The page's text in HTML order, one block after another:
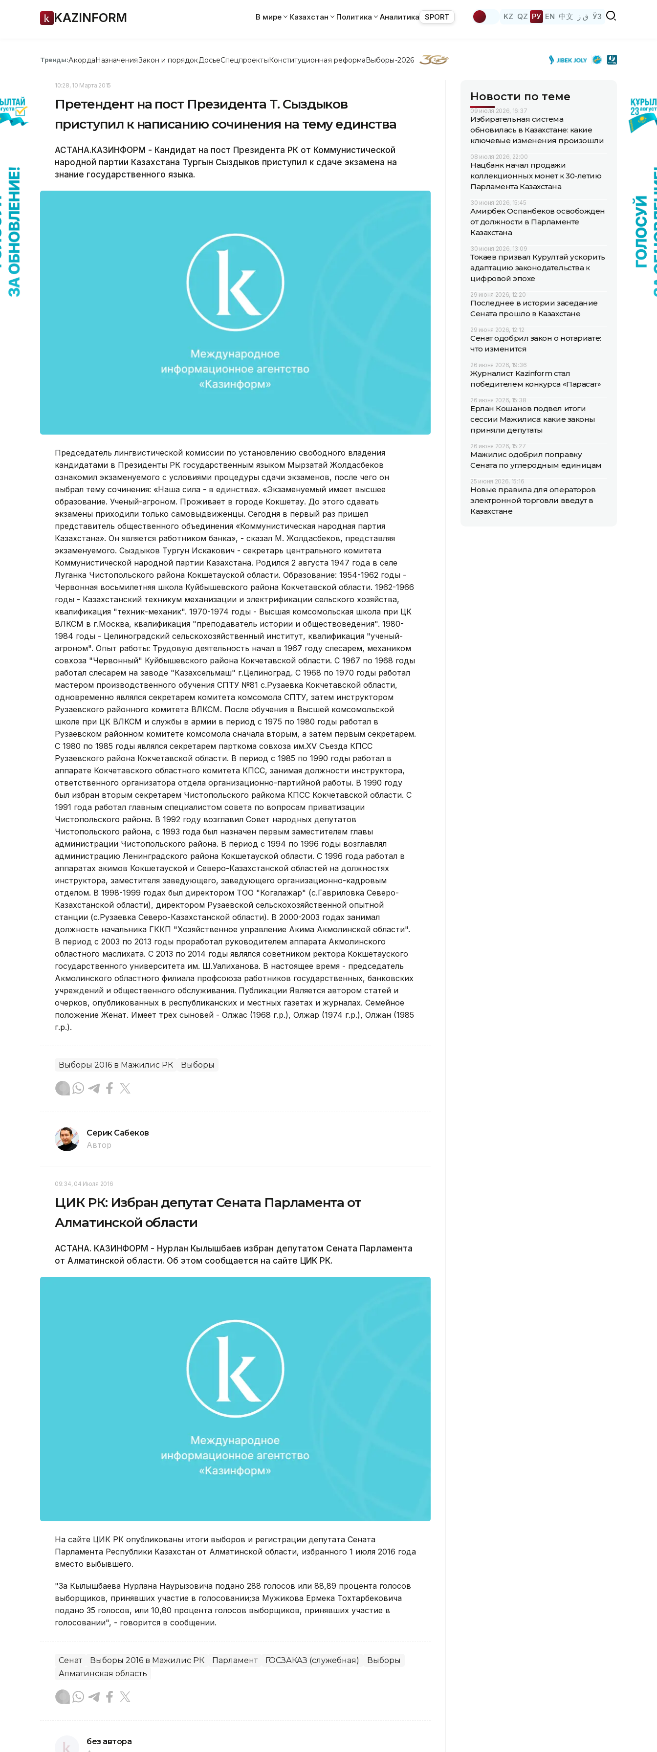
KAZINFORM В мире Казахстан Политика Аналитика SPORT KZ QZ РУ EN 中文 ق ز ЎЗ
Тренды:АкордаНазначенияЗакон и порядок ДосьеСпецпроектыКонституционная реформаВыборы-2026
10:28, 10 Марта 2015
Претендент на пост Президента Т. Сыздыков
приступил к написанию сочинения на тему единства
АСТАНА.КАЗИНФОРМ - Кандидат на пост Президента РК от Коммунистической
народной партии Казахстана Тургын Сыздыков приступил к сдаче экзамена на
знание государственного языка.
Председатель лингвистической комиссии по установлению свободного владения
кандидатами в Президенты РК государственным языком Мырзатай Жолдасбеков
ознакомил экзаменуемого с условиями процедуры сдачи экзаменов, после чего он
выбрал тему сочинения: «Наша сила - в единстве». «Экзаменуемый имеет высшее
образование. Ученый-агроном. Проживает в городе Кокшетау. До этого сдавать
экзамены приходили только самовыдвиженцы. Сегодня в первый раз пришел
представитель общественного объединения «Коммунистическая народная партия
Казахстана». Он является работником банка», - сказал М. Жолдасбеков, представляя
экзаменуемого. Сыздыков Тургун Искакович - секретарь центрального комитета
Коммунистической народной партии Казахстана. Родился 2 августа 1947 года в селе
Луганка Чистопольского района Кокшетауской области. Образование: 1954-1962 годы -
Червонная восьмилетняя школа Куйбышевского района Кокчетавской области. 1962-1966
годы - Казахстанский техникум механизации и электрификации сельского хозяйства,
квалификация "техник-механик". 1970-1974 годы - Высшая комсомольская школа при ЦК
ВЛКСМ в г.Москва, квалификация "преподаватель истории и обществоведения". 1980-
1984 годы - Целиноградский сельскохозяйственный институт, квалификация "ученый-
агроном". Опыт работы: Трудовую деятельность начал в 1967 году слесарем, механиком
совхоза "Червонный" Куйбышевского района Кокчетавской области. С 1967 по 1968 годы
работал слесарем на заводе "Казахсельмаш" г.Целиноград. С 1968 по 1970 годы работал
мастером производственного обучения СПТУ №81 с.Рузаевка Кокчетавской области,
одновременно являлся секретарем комитета комсомола СПТУ, затем инструктором
Рузаевского районного комитета ВЛКСМ. После обучения в Высшей комсомольской
школе при ЦК ВЛКСМ и службы в армии в период с 1975 по 1980 годы работал в
Рузаевском районном комитете комсомола сначала вторым, а затем первым секретарем.
С 1980 по 1985 годы являлся секретарем парткома совхоза им.XV Съезда КПСС
Рузаевского района Кокчетавской области. В период с 1985 по 1990 годы работал в
аппарате Кокчетавского областного комитета КПСС, занимая должности инструктора,
ответственного организатора отдела организационно-партийной работы. В 1990 году
был избран вторым секретарем Чистопольского райкома КПСС Кокчетавской области. С
1991 года работал главным специалистом совета по вопросам приватизации
Чистопольского района. В 1992 году возглавил Совет народных депутатов
Чистопольского района, с 1993 года был назначен первым заместителем главы
администрации Чистопольского района. В период с 1994 по 1996 годы возглавлял
администрацию Ленинградского района Кокшетауской области. С 1996 года работал в
аппаратах акимов Кокшетауской и Северо-Казахстанской областей на должностях
инструктора, заместителя заведующего, заведующего организационно-кадровым
отделом. В 1998-1999 годах был директором ТОО "Когалажар" (с.Гавриловка Северо-
Казахстанской области), директором Рузаевской сельскохозяйственной опытной
станции (с.Рузаевка Северо-Казахстанской области). В 2000-2003 годах занимал
должность начальника ГККП "Хозяйственное управление Акима Акмолинской области".
В период с 2003 по 2013 годы проработал руководителем аппарата Акмолинского
областного маслихата. С 2013 по 2014 годы являлся советником ректора Кокшетауского
государственного университета им. Ш.Уалиханова. В настоящее время - председатель
Акмолинского областного филиала профсоюза работников государственных, банковских
учреждений и общественного обслуживания. Публикации Является автором статей и
очерков, опубликованных в республиканских и местных газетах и журналах. Семейное
положение Женат. Имеет трех сыновей - Олжас (1968 г.р.), Олжар (1974 г.р.), Олжан (1985
г.р.).
Выборы 2016 в Мажилис РК Выборы
Серик Сабеков
Автор
09:34, 04 Июля 2016
ЦИК РК: Избран депутат Сената Парламента от
Алматинской области
АСТАНА. КАЗИНФОРМ - Нурлан Кылышбаев избран депутатом Сената Парламента
от Алматинской области. Об этом сообщается на сайте ЦИК РК.
На сайте ЦИК РК опубликованы итоги выборов и регистрации депутата Сената
Парламента Республики Казахстан от Алматинской области, избранного 1 июля 2016 года
вместо выбывшего.
"За Кылышбаева Нурлана Наурызовича подано 288 голосов или 88,89 процента голосов
выборщиков, принявших участие в голосовании;за Мужикова Ермека Тохтарбековича
подано 35 голосов, или 10,80 процента голосов выборщиков, принявших участие в
голосовании", - говорится в сообщении.
Сенат Выборы 2016 в Мажилис РК Парламент ГОСЗАКАЗ (служебная)
Выборы
Алматинская область
без автора
Новости по теме
09 июля 2026, 16:37
Избирательная система
обновилась в Казахстане: какие
ключевые изменения произошли
08 июля 2026, 22:00
Нацбанк начал продажи
коллекционных монет к 30-летию
Парламента Казахстана
30 июня 2026, 15:45
Амирбек Оспанбеков освобожден
от должности в Парламенте
Казахстана
30 июня 2026, 13:09
Токаев призвал Курултай ускорить
адаптацию законодательства к
цифровой эпохе
29 июня 2026, 12:20
Последнее в истории заседание
Сената прошло в Казахстане
29 июня 2026, 12:12
Сенат одобрил закон о нотариате:
что изменится
26 июня 2026, 19:36
Журналист Kazinform стал
победителем конкурса «Парасат»
26 июня 2026, 15:38
Ерлан Кошанов подвел итоги
сессии Мажилиса: какие законы
приняли депутаты
26 июня 2026, 15:27
Мажилис одобрил поправку
Сената по углеродным единицам
25 июня 2026, 15:16
Новые правила для операторов
электронной торговли введут в
Казахстане